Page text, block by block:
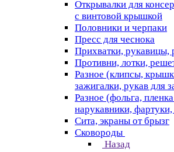
Открывалки для
с винтовой крышкой
Половники и черпаки
Пресс для чеснока
Прихватки, рукавицы,
Противни, лотки,
Разное (клипсы,
зажигалки, рукав для
Разное (фольга,
нарукавники,
Сита, экраны от брызг
Сковороды
Назад